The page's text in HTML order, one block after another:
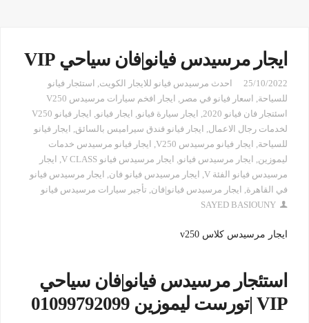
ايجار مرسيدس فيانو|فان سياحي VIP
25/10/2022 احدث مرسيدس فيانو للايجار الكويت, استئجار فيانو
للسياحة, اسعار فيانو في مصر ,
ايجار افخم سيارات مرسيدس V250
اسئتجار فان فيانو 2020
, ايجار سيارة فيانو, ايجار فيانو,
ايجار فيانو V250
لخدمات رجال الاعمال, ايجار فيانو فندق سيراميس بالسائق, ايجار فيانو
للسياحة, ايجار فيانو مرسيدس V250 , ايجار فيانو مرسيدس خدمات
ليموزين, ايجار مرسيدس فيانو, ايجار مرسيدس فيانو V CLASS , ايجار
مرسيدس فيانو الفئة V
, ايجار مرسيدس فيانو فان, ايجار مرسيدس فيانو
في القاهرة, ايجار مرسيدس فيانو|فان, تأجير سيارات مرسيدس فيانو
SAYED BASIOUNY
ايجار مرسيدس كلاس v250
استئجار مرسيدس فيانو|فان سياحي
VIP |تورست ليموزين 01099792099